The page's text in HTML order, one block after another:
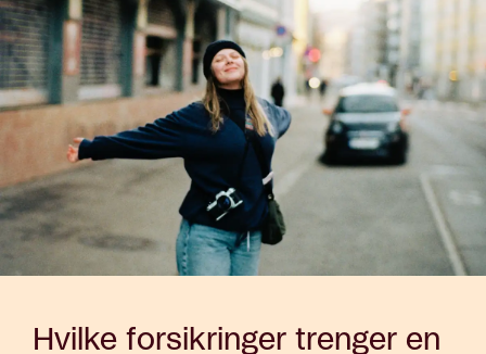
Hvilke forsikringer trenger en